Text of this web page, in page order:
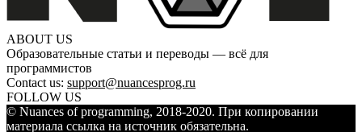
ABOUT US
Образовательные статьи и переводы — всё для
программистов
Contact us: support@nuancesprog.ru
FOLLOW US
© Nuances of programming, 2018-2020. При копировании
материала ссылка на источник обязательна.